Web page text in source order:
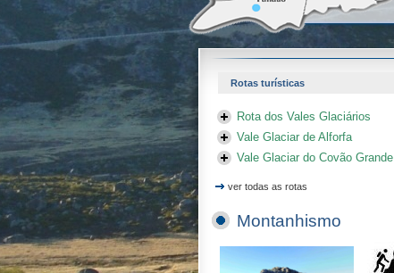
Rotas turísticas
Rota dos Vales Glaciários
Vale Glaciar de Alforfa
Vale Glaciar do Covão Grande
ver todas as rotas
Montanhismo